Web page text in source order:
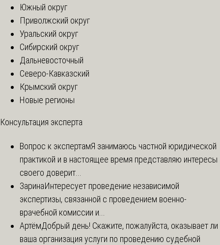
Южный округ
Приволжский округ
Уральский округ
Сибирский округ
Дальневосточный
Северо-Кавказский
Крымский округ
Новые регионы
Консультация эксперта
Вопрос к экспертамЯ занимаюсь частной юридической
практикой и в настоящее время представляю интересы
своего доверит...
ЗаринаИнтересует проведение независимой
экспертизы, связанной с проведением военно-
врачебной комиссии и...
АртёмДобрый день! Скажите, пожалуйста, оказывает ли
ваша организация услуги по проведению судебной